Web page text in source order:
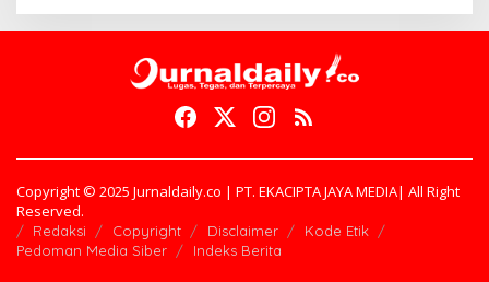
Copyright © 2025 Jurnaldaily.co | PT. EKACIPTA JAYA MEDIA| All Right
Reserved.
Redaksi Copyright Disclaimer
Kode Etik
Pedoman Media Siber
Indeks Berita